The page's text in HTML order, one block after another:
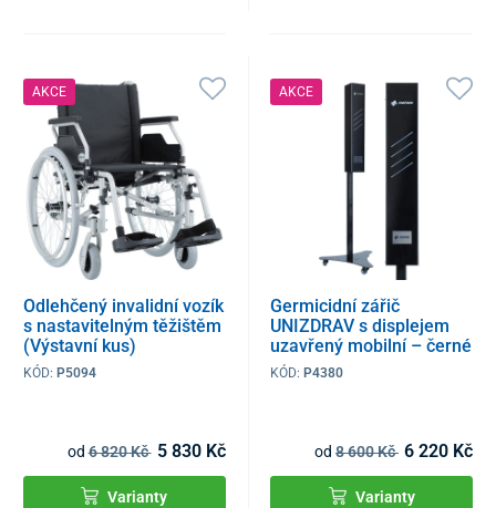
AKCE
Odlehčený invalidní vozík
s nastavitelným těžištěm
(Výstavní kus)
KÓD: P5094
od 6 820 Kč 5 830 Kč
Varianty
AKCE
Germicidní zářič
UNIZDRAV s displejem
uzavřený mobilní – černé
provedení (Používaný
KÓD:P4380
od 8 600 Kč 6 220 Kč
Varianty